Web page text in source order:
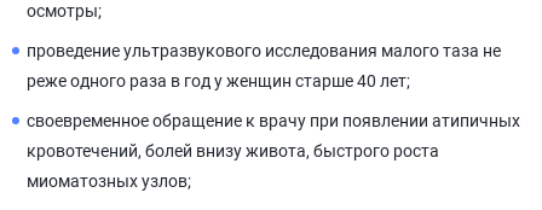
осмотры;
проведение ультразвукового исследования малого таза не
реже одного раза в год у женщин старше 40 лет;
своевременное обращение к врачу при появлении атипичных
кровотечений, болей внизу живота, быстрого роста
миоматозных узлов;